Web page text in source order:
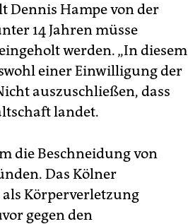
Dennis Hampe von der
14 Jahren müsse
werden. „In diesem
einer Einwilligung der
auszuschließen, dass
landet.
die Beschneidung von
Das Kölner
Körperverletzung
gegen den